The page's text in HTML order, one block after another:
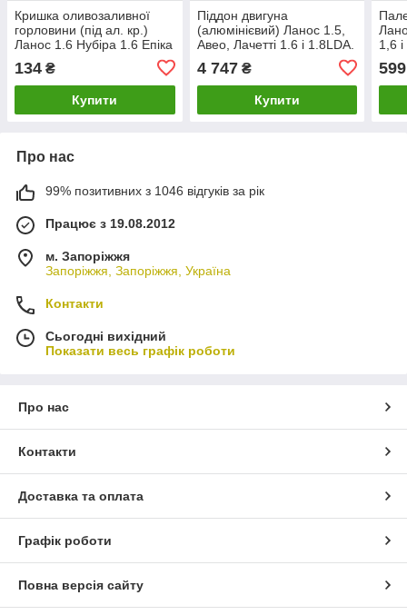
Кришка оливозаливної
горловини (під ал. кр.)
Ланос 1.6 Нубіра 1.6 Епіка
134 ₴
Купити
Піддон двигуна
(алюмінієвий) Ланос 1.5,
Авео, Лачетті 1.6 і 1.8LDA.
4 747₴
Купити
1,6
599
Про нас
99% позитивних з 1046 відгуків за рік
Працює з 19.08.2012
м. Запоріжжя
Запоріжжя, Запоріжжя, Україна
Контакти
Сьогодні вихідний
Показати весь графік роботи
Про нас
Контакти
Доставка та оплата
Графік роботи
Повна версія сайту